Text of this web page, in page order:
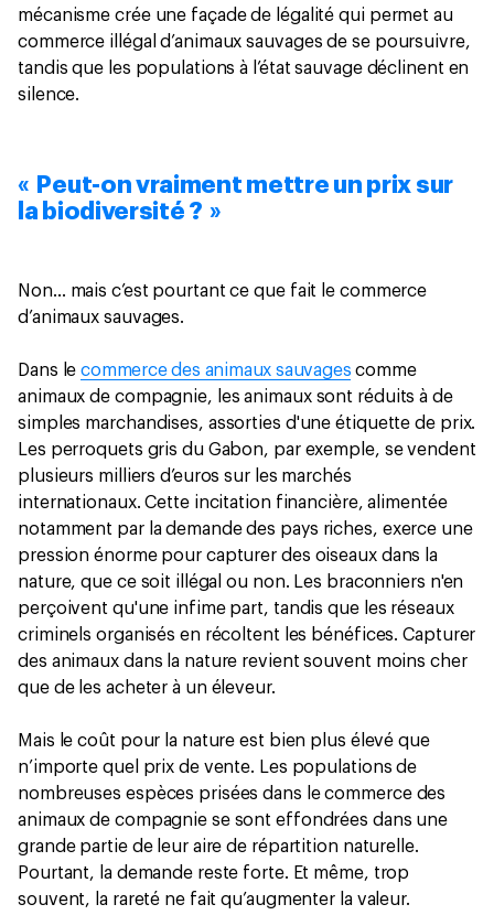
mécanisme crée une façade de légalité qui permet au
commerce illégal d’animaux sauvages de se poursuivre,
tandis que les populations à l’état sauvage déclinent en
silence.
« Peut-on vraiment mettre un prix sur
la biodiversité ? »
Non… mais c’est pourtant ce que fait le commerce
d’animaux sauvages.
Dans lecommerce des animaux sauvages comme
animaux de compagnie, les animaux sont réduits à de
simples marchandises, assorties d'une étiquette de prix.
Les perroquets gris du Gabon, par exemple, se vendent
plusieurs milliers d’euros sur les marchés
internationaux. Cette incitation financière, alimentée
notamment par la demande des pays riches, exerce une
pression énorme pour capturer des oiseaux dans la
nature, que ce soit illégal ou non. Les braconniers n'en
perçoivent qu'une infime part, tandis que les réseaux
criminels organisés en récoltent les bénéfices. Capturer
des animaux dans la nature revient souvent moins cher
que de les acheter à un éleveur.
Mais le coût pour la nature est bien plus élevé que
n’importe quel prix de vente. Les populations de
nombreuses espèces prisées dans le commerce des
animaux de compagnie se sont effondrées dans une
grande partie de leur aire de répartition naturelle.
Pourtant, la demande reste forte. Et même, trop
souvent, la rareté ne fait qu’augmenter la valeur.